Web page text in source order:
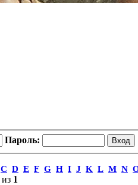
Пароль:
C D E F G H I J K L M N
из 1